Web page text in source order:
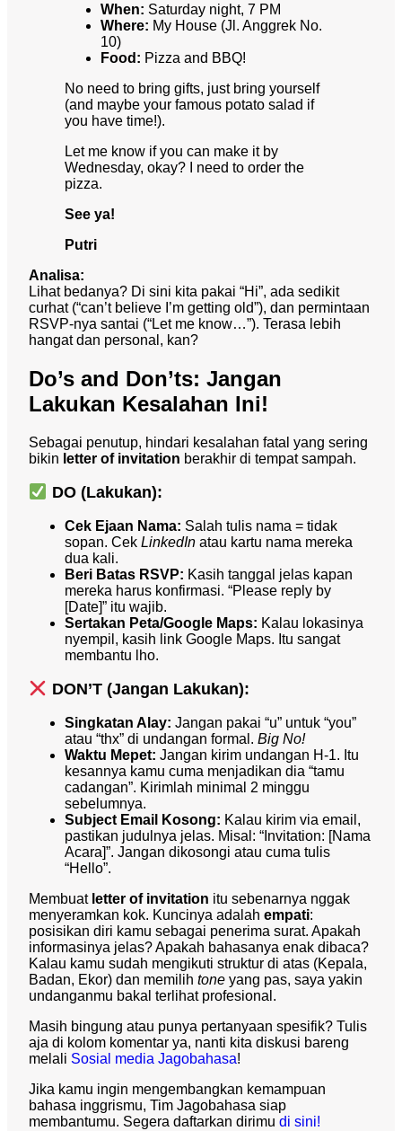
When: Saturday night, 7 PM
Where: My House (Jl. Anggrek No.
10)
Food: Pizza and BBQ!
No need to bring gifts, just bring yourself
(and maybe your famous potato salad if
you have time!).
Let me know if you can make it by
Wednesday, okay? I need to order the
pizza.
See ya!
Putri
Analisa:
Lihat bedanya? Di sini kita pakai “Hi”, ada sedikit
curhat (“can’t believe I’m getting old”), dan permintaan
RSVP-nya santai (“Let me know…”). Terasa lebih
hangat dan personal, kan?
Do’s and Don’ts: Jangan
Lakukan Kesalahan Ini!
Sebagai penutup, hindari kesalahan fatal yang sering
bikin letter of invitation berakhir di tempat sampah.
DO (Lakukan):
Cek Ejaan Nama: Salah tulis nama = tidak
sopan. Cek LinkedIn atau kartu nama mereka
dua kali.
Beri Batas RSVP: Kasih tanggal jelas kapan
mereka harus konfirmasi. “Please reply by
[Date]” itu wajib.
Sertakan Peta/Google Maps: Kalau lokasinya
nyempil, kasih link Google Maps. Itu sangat
membantu lho.
DON’T (Jangan Lakukan):
Singkatan Alay: Jangan pakai “u” untuk “you”
atau “thx” di undangan formal. Big No!
Waktu Mepet: Jangan kirim undangan H-1. Itu
kesannya kamu cuma menjadikan dia “tamu
cadangan”. Kirimlah minimal 2 minggu
sebelumnya.
Subject Email Kosong: Kalau kirim via email,
pastikan judulnya jelas. Misal: “Invitation: [Nama
Acara]”. Jangan dikosongi atau cuma tulis
“Hello”.
Membuat letter of invitation itu sebenarnya nggak
menyeramkan kok. Kuncinya adalah empati:
posisikan diri kamu sebagai penerima surat. Apakah
informasinya jelas? Apakah bahasanya enak dibaca?
Kalau kamu sudah mengikuti struktur di atas (Kepala,
Badan, Ekor) dan memilih tone yang pas, saya yakin
undanganmu bakal terlihat profesional.
Masih bingung atau punya pertanyaan spesifik? Tulis
aja di kolom komentar ya, nanti kita diskusi bareng
melali Sosial media Jagobahasa!
Jika kamu ingin mengembangkan kemampuan
bahasa inggrismu, Tim Jagobahasa siap
membantumu. Segera daftarkan dirimu di sini!